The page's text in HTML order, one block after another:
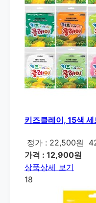
키즈클레이, 15색
정가 : 22,500원
가격 : 12,900원
상품상세 보기
18